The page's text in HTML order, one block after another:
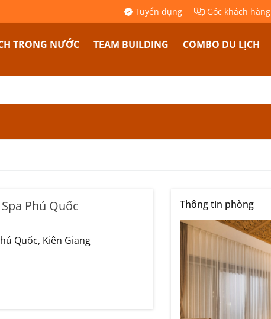
Tuyển dụng Góc khách hàng
TRONG NƯỚC TEAM BUILDING COMBO DU LỊCH
Phú Quốc
Quốc, Kiên Giang
Thông tin phòng